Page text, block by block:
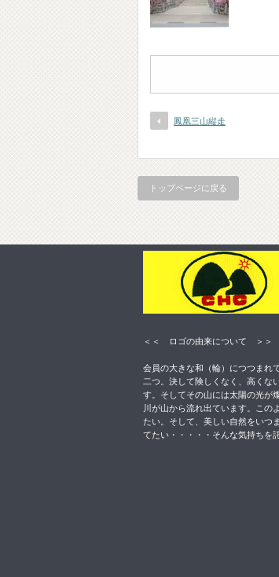
鳳凰三山縦走
トップページに戻る
＜＜ ロゴの由来について ＞＞
会員の大きな和（輪）につつまれ
二つ。決して険しくなく、高くな
す。そしてその山には太陽の光が
川が山から流れ出ています。この
たい。そして、美しい自然をいつ
てたい・・・・・そんな気持ちを